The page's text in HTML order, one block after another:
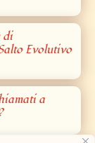
di
Evolutivo
a